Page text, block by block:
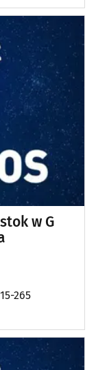
(14)
w G
265